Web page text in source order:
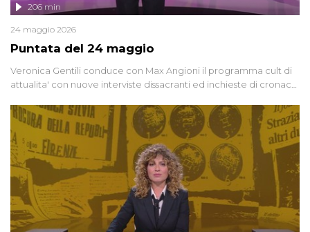
Puntata del 24 maggio
206 min
24 maggio 2026
Veronica Gentili conduce con Max Angioni il programma cult di
attualita' con nuove interviste dissacranti ed inchieste di cronaca